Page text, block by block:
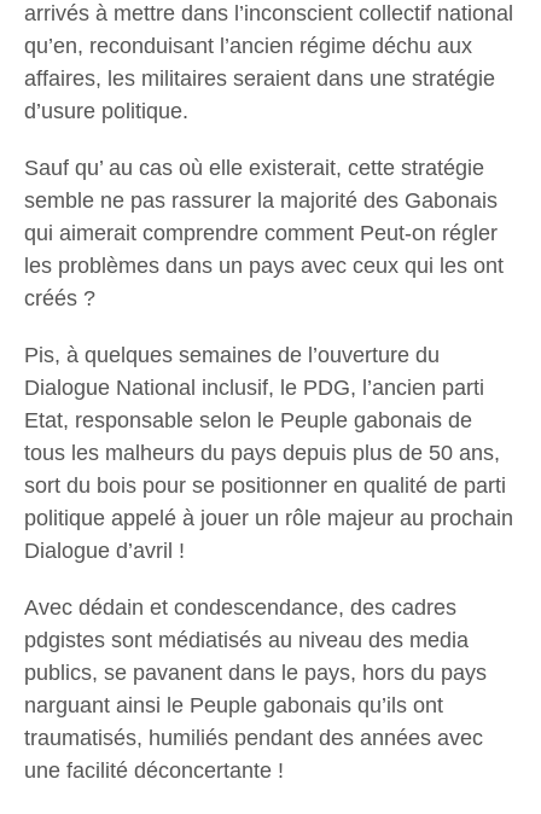
arrivés à mettre dans l’inconscient collectif national
qu’en, reconduisant l’ancien régime déchu aux
affaires, les militaires seraient dans une stratégie
d’usure politique.
Sauf qu’ au cas où elle existerait, cette stratégie
semble ne pas rassurer la majorité des Gabonais
qui aimerait comprendre comment Peut-on régler
les problèmes dans un pays avec ceux qui les ont
créés ?
Pis, à quelques semaines de l’ouverture du
Dialogue National inclusif, le PDG, l’ancien parti
Etat, responsable selon le Peuple gabonais de
tous les malheurs du pays depuis plus de 50 ans,
sort du bois pour se positionner en qualité de parti
politique appelé à jouer un rôle majeur au prochain
Dialogue d’avril !
Avec dédain et condescendance, des cadres
pdgistes sont médiatisés au niveau des media
publics, se pavanent dans le pays, hors du pays
narguant ainsi le Peuple gabonais qu’ils ont
traumatisés, humiliés pendant des années avec
une facilité déconcertante !